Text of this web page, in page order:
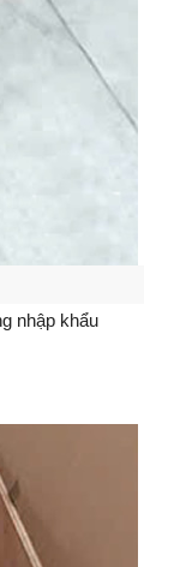
nhập khẩu